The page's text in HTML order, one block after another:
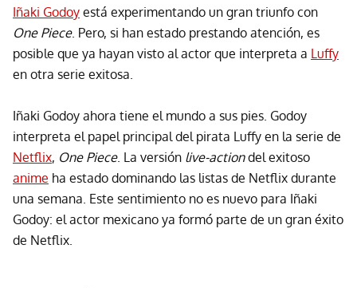
Iñaki Godoy está experimentando un gran triunfo con
One Piece. Pero, si han estado prestando atención, es
posible que ya hayan visto al actor que interpreta a Luffy
en otra serie exitosa.
Iñaki Godoy ahora tiene el mundo a sus pies. Godoy
interpreta el papel principal del pirata Luffy en la serie de
Netflix, One Piece. La versión live-actiondel exitoso
anime ha estado dominando las listas de Netflix durante
una semana. Este sentimiento no es nuevo para Iñaki
Godoy: el actor mexicano ya formó parte de un gran éxito
de Netflix.